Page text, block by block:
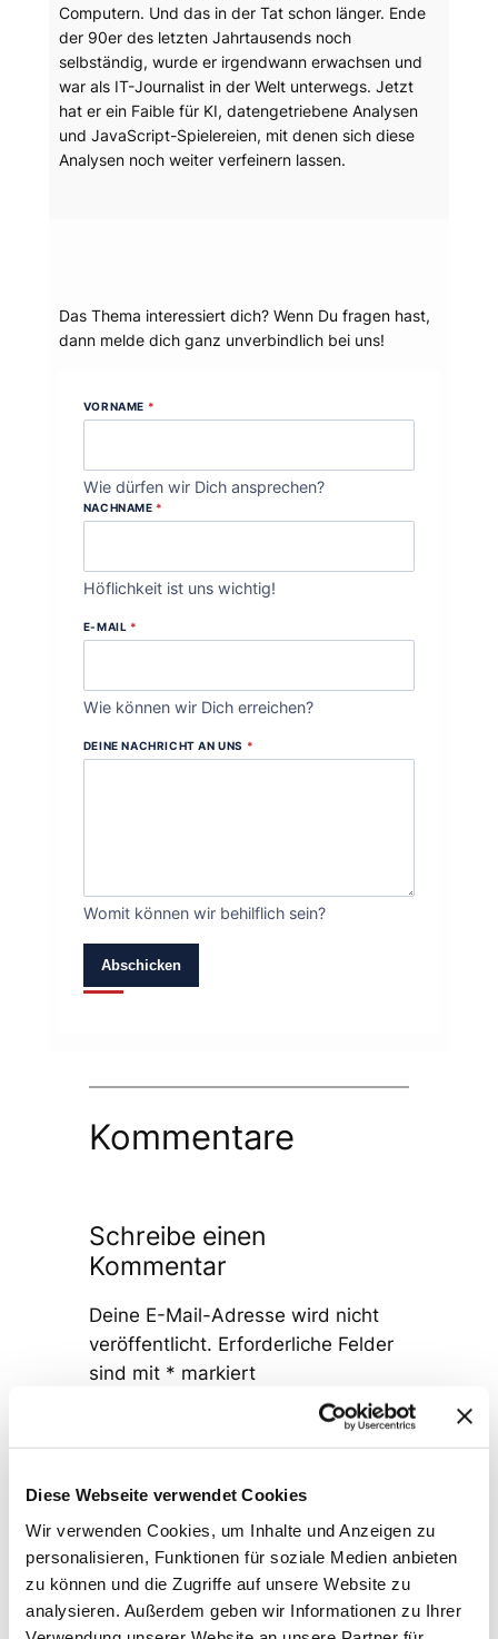
Diese Webseite verwendet Cookies
Wir verwenden Cookies, um Inhalte und Anzeigen zu
personalisieren, Funktionen für soziale Medien anbieten
zu können und die Zugriffe auf unsere Website zu
analysieren. Außerdem geben wir Informationen zu Ihrer
Computern. Und das in der Tat schon länger. Ende
der 90er des letzten Jahrtausends noch
selbständig, wurde er irgendwann erwachsen und
war als IT-Journalist in der Welt unterwegs. Jetzt
hat er ein Faible für KI, datengetriebene Analysen
und JavaScript-Spielereien, mit denen sich diese
Analysen noch weiter verfeinern lassen.
Das Thema interessiert dich? Wenn Du fragen hast,
dann melde dich ganz unverbindlich bei uns!
VORNAME *
Wie dürfen wir Dich ansprechen?
NACHNAME *
Höflichkeit ist uns wichtig!
E-MAIL *
Wie können wir Dich erreichen?
DEINE NACHRICHT AN UNS *
Womit können wir behilflich sein?
Abschicken
Kommentare
Schreibe einen
Kommentar
Deine E-Mail-Adresse wird nicht
veröffentlicht. Erforderliche Felder
sind mit * markiert
Name*